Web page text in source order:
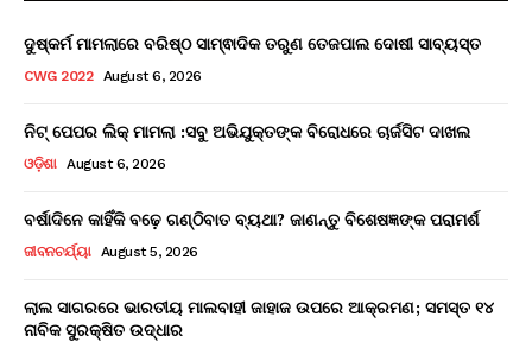
ଦୁଷ୍କର୍ମ ମାମଲାରେ ବରିଷ୍ଠ ସାମ୍ଵାଦିକ ତରୁଣ ତେଜପାଲ ଦୋଷୀ ସାବ୍ୟସ୍ତ
CWG 2022 August 6, 2026
ନିଟ୍ ପେପର ଲିକ୍ ମାମଲା :ସବୁ ଅଭିଯୁକ୍ତଙ୍କ ବିରୋଧରେ ଚାର୍ଜସିଟ ଦାଖଲ
ଓଡ଼ିଶା August 6, 2026
ବର୍ଷାଦିନେ କାହିଁକି ବଢ଼େ ଗଣ୍ଠିବାତ ବ୍ୟଥା? ଜାଣନ୍ତୁ ବିଶେଷଜ୍ଞଙ୍କ ପରାମର୍ଶ
ଜୀବନଚର୍ଯ୍ୟା August 5, 2026
ଲାଲ ସାଗରରେ ଭାରତୀୟ ମାଲବାହୀ ଜାହାଜ ଉପରେ ଆକ୍ରମଣ; ସମସ୍ତ ୧୪
ନାବିକ ସୁରକ୍ଷିତ ଉଦ୍ଧାର